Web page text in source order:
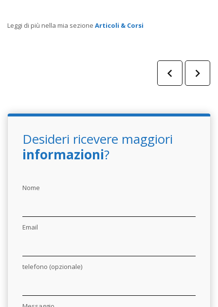
Leggi di più nella mia sezione Articoli & Corsi
Desideri ricevere maggiori
informazioni?
Nome
Email
telefono (opzionale)